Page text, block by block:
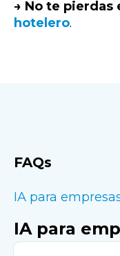
→ No te pierdas
hotelero.
FAQs
IA para
IA para